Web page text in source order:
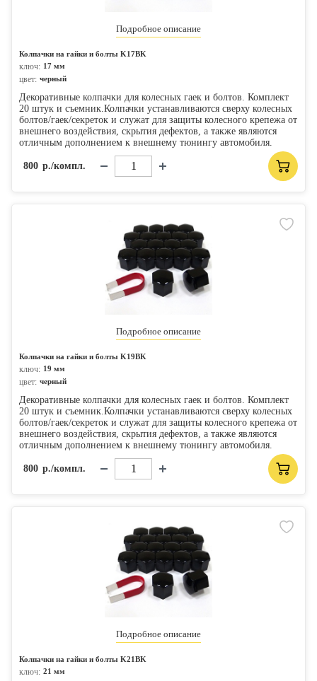
Подробное описание
Колпачки на гайки и болты K17BK
ключ: 17 мм
цвет: черный
Декоративные колпачки для колесных гаек и болтов. Комплект
20 штук и съемник.Колпачки устанавливаются сверху колесных
болтов/гаек/секреток и служат для защиты колесного крепежа от
внешнего воздействия, скрытия дефектов, а также являются
отличным дополнением к внешнему тюнингу автомобиля.
800 р./компл.
Подробное описание
Колпачки на гайки и болты K19BK
ключ: 19 мм
цвет: черный
Декоративные колпачки для колесных гаек и болтов. Комплект
20 штук и съемник.Колпачки устанавливаются сверху колесных
болтов/гаек/секреток и служат для защиты колесного крепежа от
внешнего воздействия, скрытия дефектов, а также являются
отличным дополнением к внешнему тюнингу автомобиля.
800 р./компл.
Подробное описание
Колпачки на гайки и болты K21BK
ключ: 21 мм